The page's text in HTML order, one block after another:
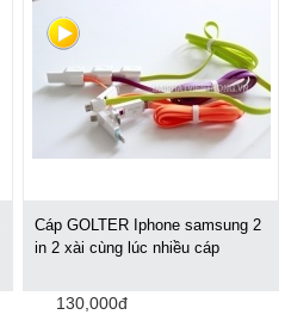
Cáp GOLTER Iphone samsung 2
in 2 xài cùng lúc nhiều cáp
130,000đ